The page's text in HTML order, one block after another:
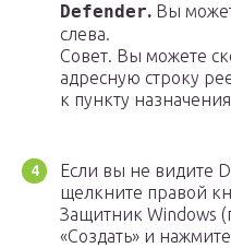
Defender. Вы
слева.
Совет. Вы можете
адресную строку
к пункту
Если вы не видите
щелкните правой
Защитник Windows
«Создать» и